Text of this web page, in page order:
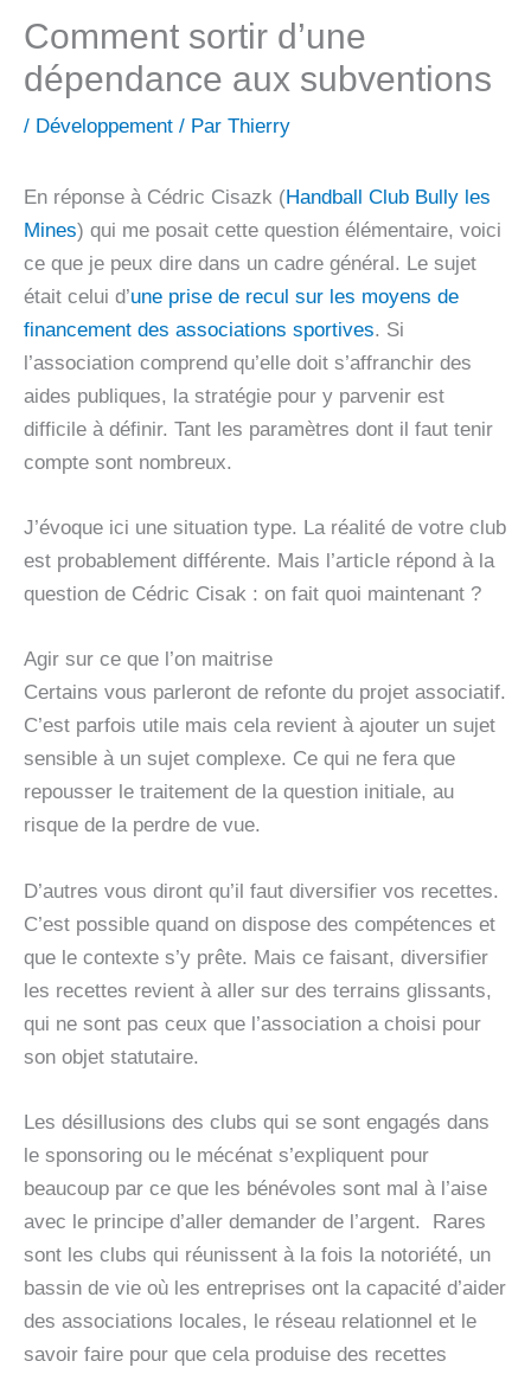
Comment sortir d’une
dépendance aux subventions
/ Développement / Par Thierry
En réponse à Cédric Cisazk (Handball Club Bully les
Mines) qui me posait cette question élémentaire, voici
ce que je peux dire dans un cadre général. Le sujet
était celui d’une prise de recul sur les moyens de
financement des associations sportives. Si
l’association comprend qu’elle doit s’affranchir des
aides publiques, la stratégie pour y parvenir est
difficile à définir. Tant les paramètres dont il faut tenir
compte sont nombreux.
J’évoque ici une situation type. La réalité de votre club
est probablement différente. Mais l’article répond à la
question de Cédric Cisak : on fait quoi maintenant ?
Agir sur ce que l’on maitrise
Certains vous parleront de refonte du projet associatif.
C’est parfois utile mais cela revient à ajouter un sujet
sensible à un sujet complexe. Ce qui ne fera que
repousser le traitement de la question initiale, au
risque de la perdre de vue.
D’autres vous diront qu’il faut diversifier vos recettes.
C’est possible quand on dispose des compétences et
que le contexte s’y prête. Mais ce faisant, diversifier
les recettes revient à aller sur des terrains glissants,
qui ne sont pas ceux que l’association a choisi pour
son objet statutaire.
Les désillusions des clubs qui se sont engagés dans
le sponsoring ou le mécénat s’expliquent pour
beaucoup par ce que les bénévoles sont mal à l’aise
avec le principe d’aller demander de l’argent. Rares
sont les clubs qui réunissent à la fois la notoriété, un
bassin de vie où les entreprises ont la capacité d’aider
des associations locales, le réseau relationnel et le
savoir faire pour que cela produise des recettes